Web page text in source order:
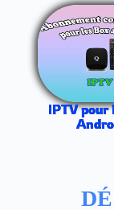
IPTV